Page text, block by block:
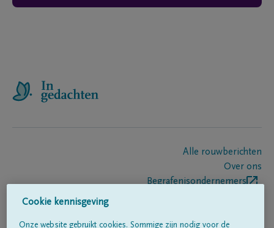
Alle rouwberichten
Over ons
Begrafenisondernemers
Cookie kennisgeving
Onze website gebruikt cookies. Sommige zijn nodig voor de